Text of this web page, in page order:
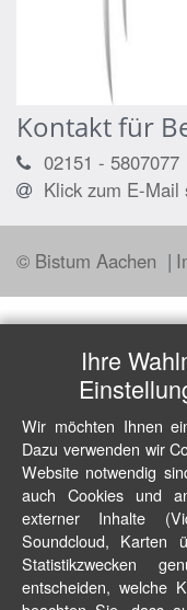
Kontakt für
02151 - 5807077
Klick zum E-Mail
© Bistum Aachen
Ihre
Wir möchten Ihnen
Dazu verwenden wir
Website notwendig
auch Cookies und
externer Inhalte
Soundcloud, Karten
Statistikzwecken
entscheiden, welche